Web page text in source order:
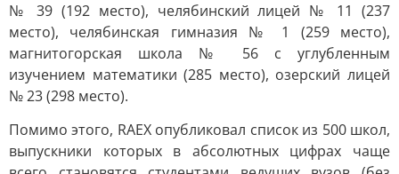
№ 39 (192 место), челябинский лицей № 11 (237
место), челябинская гимназия № 1 (259 место),
магнитогорская школа № 56 с углубленным
изучением математики (285 место), озерский лицей
№ 23 (298 место).
Помимо этого, RAEX опубликовал список из 500 школ,
выпускники которых в абсолютных цифрах чаще